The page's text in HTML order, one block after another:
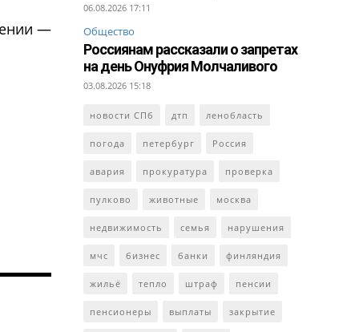
—
06.08.2026 17:11
Общество
Россиянам рассказали о запретах
на день Онуфрия Молчаливого
03.08.2026 15:18
новости СПб дтп ленобласть
погода петербург Россия
авария прокуратура проверка
пулково животные москва
недвижимость семья нарушения
мчс бизнес банки финляндия
жильё тепло штраф пенсии
пенсионеры выплаты закрытие